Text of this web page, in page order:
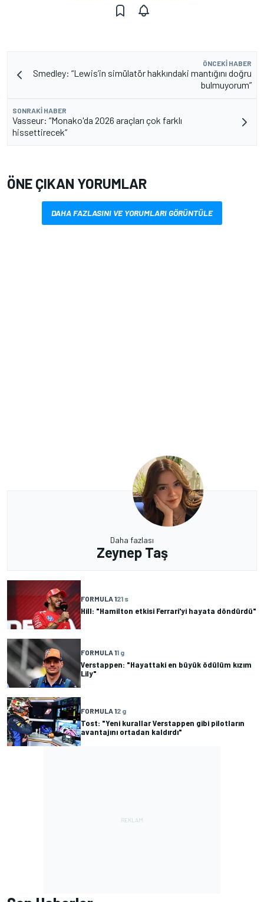
ÖNCEKI HABER
Smedley: “Lewis’in simülatör hakkındaki mantığını doğru
bulmuyorum”
SONRAKI HABER
Vasseur: “Monako'da 2026 araçları çok farklı
hissettirecek”
ÖNE ÇIKAN YORUMLAR
DAHA FAZLASINI VE YORUMLARI GÖRÜNTÜLE
Daha fazlası
Zeynep Taş
FORMULA 121 s
Hill: "Hamilton etkisi Ferrari'yi hayata döndürdü"
FORMULA 11 g
Verstappen: "Hayattaki en büyük ödülüm kızım
Lily"
FORMULA 12 g
Tost: "Yeni kurallar Verstappen gibi pilotların
avantajını ortadan kaldırdı"